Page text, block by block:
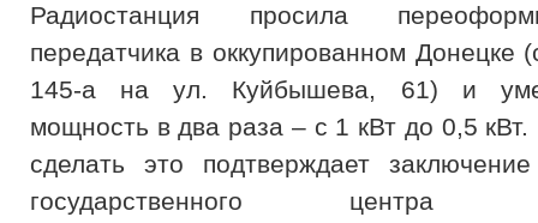
Радиостанция просила
передатчика в оккупированном Донецке
145-а на ул. Куйбышева, 61) и
мощность в два раза – с 1 кВт до 0,5
сделать это подтверждает заключение
государственного центра